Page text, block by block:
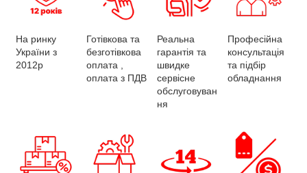
На ринку
України з
2012р
Готівкова та
безготівкова
оплата ,
оплата з ПДВ
Реальна
гарантія та
швидке
сервісне
обслуговуван
ня
Професійна
консультація
та підбір
обладнання